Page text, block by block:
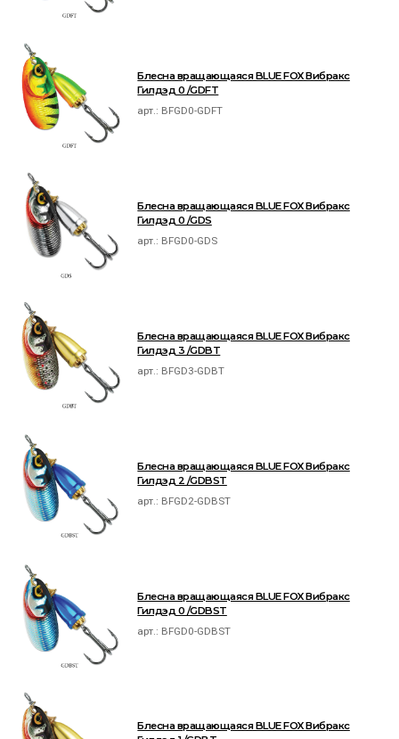
Блесна вращающаяся BLUE FOX Вибракс
Гилдэд 0 /GDFT
арт.: BFGD0-GDFT
Блесна вращающаяся BLUE FOX Вибракс
Гилдэд 0 /GDS
арт.: BFGD0-GDS
Блесна вращающаяся BLUE FOX Вибракс
Гилдэд 3 /GDBT
арт.: BFGD3-GDBT
Блесна вращающаяся BLUE FOX Вибракс
Гилдэд 2 /GDBST
арт.: BFGD2-GDBST
Блесна вращающаяся BLUE FOX Вибракс
Гилдэд 0 /GDBST
арт.: BFGD0-GDBST
Блесна вращающаяся BLUE FOX Вибракс